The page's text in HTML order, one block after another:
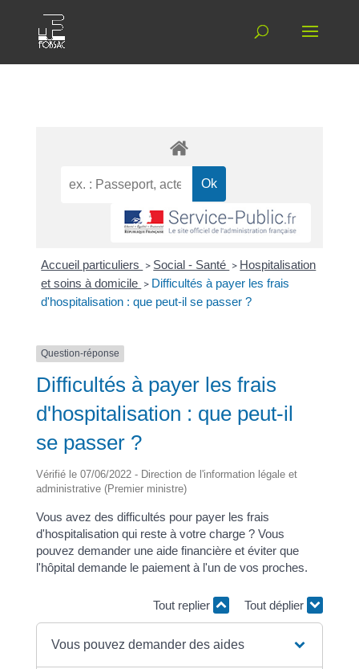
Accueil particuliers > Social - Santé > Hospitalisation
et soins à domicile > Difficultés à payer les frais
d'hospitalisation : que peut-il se passer ?
Question-réponse
Difficultés à payer les frais
d'hospitalisation : que peut-il
se passer ?
Vérifié le 07/06/2022 - Direction de l'information légale et
administrative (Premier ministre)
Vous avez des difficultés pour payer les frais
d'hospitalisation qui reste à votre charge ? Vous
pouvez demander une aide financière et éviter que
l'hôpital demande le paiement à l'un de vos proches.
Tout replier Tout déplier
Vous pouvez demander des aides